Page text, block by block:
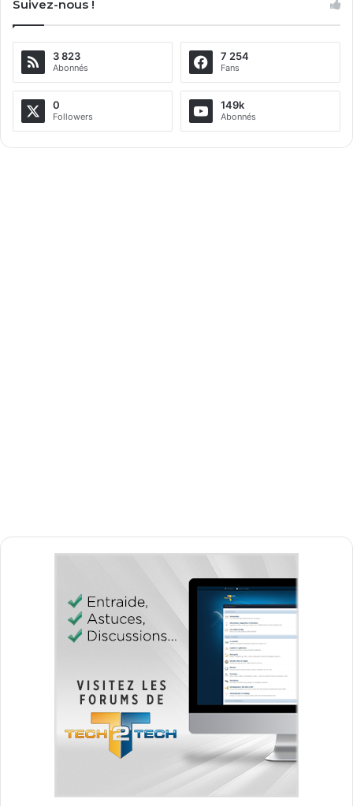
t
n
t
i
Suivez-nous !
3 823
Abonnés
7 254
Fans
0
Followers
149k
Abonnés